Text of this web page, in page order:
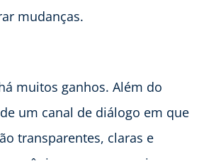
mudanças.
muitos ganhos. Além do
um canal de diálogo em que
transparentes, claras e